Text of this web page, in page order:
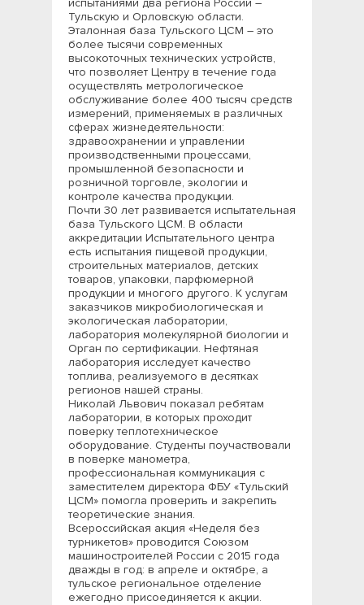
испытаниями два региона России –
Тульскую и Орловскую области.
Эталонная база Тульского ЦСМ – это
более тысячи современных
высокоточных технических устройств,
что позволяет Центру в течение года
осуществлять метрологическое
обслуживание более 400 тысяч средств
измерений, применяемых в различных
сферах жизнедеятельности:
здравоохранении и управлении
производственными процессами,
промышленной безопасности и
розничной торговле, экологии и
контроле качества продукции.
Почти 30 лет развивается испытательная
база Тульского ЦСМ. В области
аккредитации Испытательного центра
есть испытания пищевой продукции,
строительных материалов, детских
товаров, упаковки, парфюмерной
продукции и многого другого. К услугам
заказчиков микробиологическая и
экологическая лаборатории,
лаборатория молекулярной биологии и
Орган по сертификации. Нефтяная
лаборатория исследует качество
топлива, реализуемого в десятках
регионов нашей страны.
Николай Львович показал ребятам
лаборатории, в которых проходит
поверку теплотехническое
оборудование. Студенты поучаствовали
в поверке манометра,
профессиональная коммуникация с
заместителем директора ФБУ «Тульский
ЦСМ» помогла проверить и закрепить
теоретические знания.
Всероссийская акция «Неделя без
турникетов» проводится Союзом
машиностроителей России с 2015 года
дважды в год: в апреле и октябре, а
тульское региональное отделение
ежегодно присоединяется к акции.